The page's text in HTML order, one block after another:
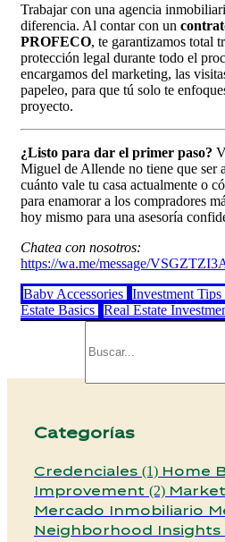
Trabajar con una agencia
diferencia. Al contar con un
PROFECO, te garantizamos total
protección legal durante todo el
encargamos del marketing, las
papeleo, para que tú solo te
proyecto.
¿Listo para dar el primer paso?
Miguel de Allende no tiene que ser
cuánto vale tu casa actualmente o
para enamorar a los compradores
hoy mismo para una asesoría
Chatea con nosotros:
https://wa.me/message/
Baby Accessories Investment Tips
Estate Basics Real Estate
Categorías
Credenciales (1) Home
Improvement (2)
Mercado Inmobiliario
Neighborhood Insights